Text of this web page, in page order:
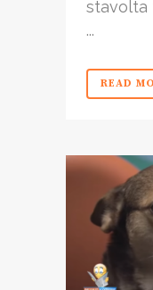
stavolta
...
READ